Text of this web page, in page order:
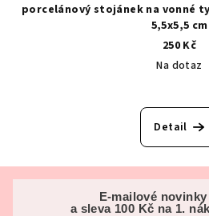
porcelánový stojánek na vonné
5,5x5,5 cm
250 Kč
Na dotaz
Detail
E-mailové novinky
a sleva 100 Kč na 1.